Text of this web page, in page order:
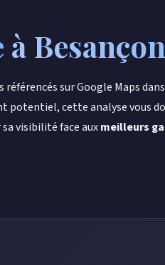
à Besançon
référencés sur Google Maps
cette analyse vous
visibilité face auxmeilleurs